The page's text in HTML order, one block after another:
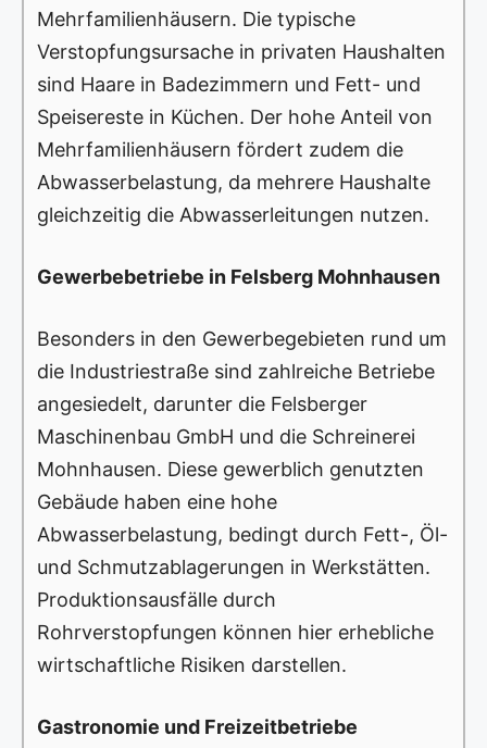
Mehrfamilienhäusern. Die typische
Verstopfungsursache in privaten Haushalten
sind Haare in Badezimmern und Fett- und
Speisereste in Küchen. Der hohe Anteil von
Mehrfamilienhäusern fördert zudem die
Abwasserbelastung, da mehrere Haushalte
gleichzeitig die Abwasserleitungen nutzen.
Gewerbebetriebe in Felsberg Mohnhausen
Besonders in den Gewerbegebieten rund um
die Industriestraße sind zahlreiche Betriebe
angesiedelt, darunter die Felsberger
Maschinenbau GmbH und die Schreinerei
Mohnhausen. Diese gewerblich genutzten
Gebäude haben eine hohe
Abwasserbelastung, bedingt durch Fett-, Öl-
und Schmutzablagerungen in Werkstätten.
Produktionsausfälle durch
Rohrverstopfungen können hier erhebliche
wirtschaftliche Risiken darstellen.
Gastronomie und Freizeitbetriebe